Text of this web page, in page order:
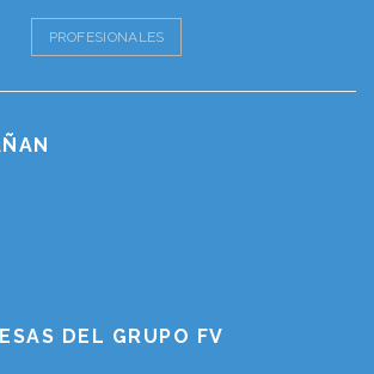
PROFESIONALES
DEL GRUPO FV